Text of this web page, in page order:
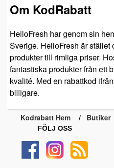
Om KodRabatt
HelloFresh har genom sin
Sverige. HelloFresh är stället
produkter till rimliga priser.
fantastiska produkter från ett
kvalité. Med en rabattkod
billigare.
Kodrabatt Hem Butiker
FÖLJ OSS